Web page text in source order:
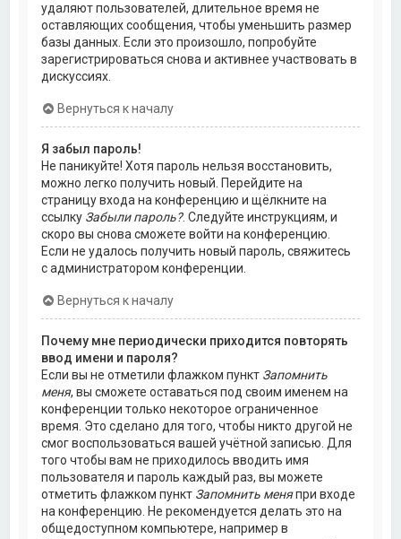
удаляют пользователей, длительное время не
оставляющих сообщения, чтобы уменьшить размер
базы данных. Если это произошло, попробуйте
зарегистрироваться снова и активнее участвовать в
дискуссиях.
Вернуться к началу
Я забыл пароль!
Не паникуйте! Хотя пароль нельзя восстановить,
можно легко получить новый. Перейдите на
страницу входа на конференцию и щёлкните на
ссылку Забыли пароль?. Следуйте инструкциям, и
скоро вы снова сможете войти на конференцию.
Если не удалось получить новый пароль, свяжитесь
с администратором конференции.
Вернуться к началу
Почему мне периодически приходится повторять
ввод имени и пароля?
Если вы не отметили флажком пункт Запомнить
меня, вы сможете оставаться под своим именем на
конференции только некоторое ограниченное
время. Это сделано для того, чтобы никто другой не
смог воспользоваться вашей учётной записью. Для
того чтобы вам не приходилось вводить имя
пользователя и пароль каждый раз, вы можете
отметить флажком пункт Запомнить меняпри входе
на конференцию. Не рекомендуется делать это на
общедоступном компьютере, например в